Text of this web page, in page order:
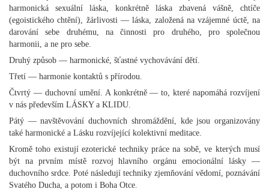
harmonická sexuální láska, konkrétně láska zbavená vášně, chtíče
(egoistického chtění), žárlivosti — láska, založená na vzájemné úctě, na
darování sebe druhému, na činnosti pro druhého, pro společnou
harmonii, a ne pro sebe.
Druhý způsob — harmonické, šťastné vychovávání dětí.
Třetí — harmonie kontaktů s přírodou.
Čtvrtý — duchovní umění. A konkrétně — to, které napomáhá rozvíjení
v nás především LÁSKY a KLIDU.
Pátý — navštěvování duchovních shromáždění, kde jsou organizovány
také harmonické a Lásku rozvíjející kolektivní meditace.
Kromě toho existují ezoterické techniky práce na sobě, ve kterých musí
být na prvním místě rozvoj hlavního orgánu emocionální lásky —
duchovního srdce. Poté následují techniky zjemňování vědomí, poznávání
Svatého Ducha, a potom i Boha Otce.